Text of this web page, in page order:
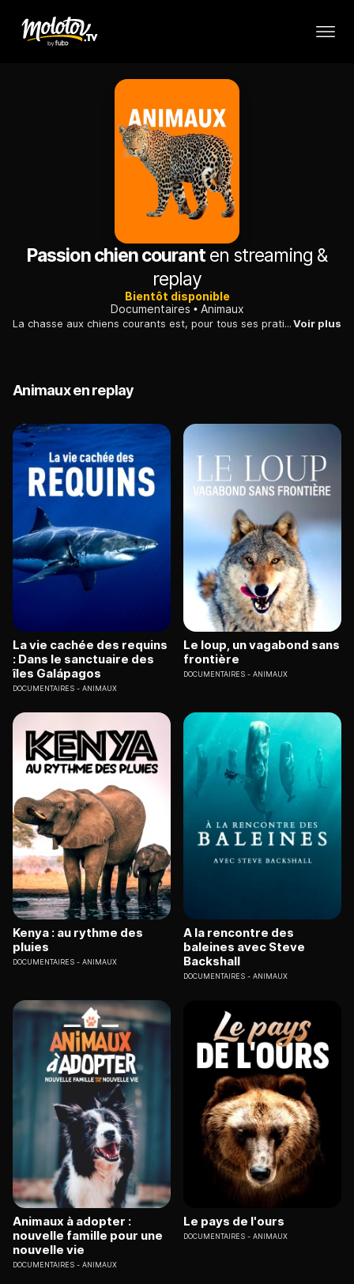
Passion chien couranten streaming &
replay
Bientôt disponible
Documentaires
Animaux
La chasse aux chiens courants est, pour tous ses pratiquants, bien plus qu'un loisir. Ce sont des valeurs, un mode de vie et des connaissances transmises de génération en génération, avec passion et générosité. Découvrez la sincérité de ces chasseurs pour qui l'alliance des chiens et de la nature est essentielle à la pratique de leur passion.Voir plus
Animaux en replay
La vie cachée des requins
: Dans le sanctuaire des
îles Galápagos
DOCUMENTAIRES ANIMAUX
Le loup, un vagabond sans
frontière
DOCUMENTAIRES ANIMAUX
Kenya : au rythme des
pluies
DOCUMENTAIRES ANIMAUX
A la rencontre des
baleines avec Steve
Backshall
DOCUMENTAIRES ANIMAUX
Animaux à adopter :
nouvelle famille pour une
nouvelle vie
DOCUMENTAIRES ANIMAUX
Le pays de l'ours
DOCUMENTAIRES ANIMAUX